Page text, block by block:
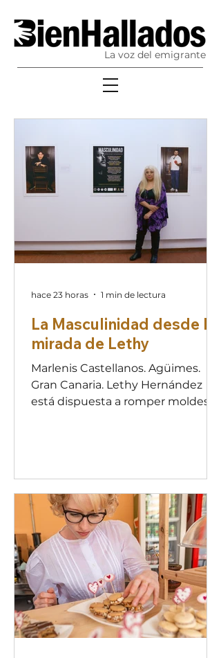
La voz del emigrante
La Masculinidad desde la
mirada de Lethy
Marlenis Castellanos. Agüimes.
Gran Canaria. Lethy Hernández
está dispuesta a romper moldes.
propuesta que “busca visibilizar y
reflexionar sobre la masculinidad
desde una mirada basada en la
dignidad, el esfuerzo y el respeto".
La fotógrafa, mexicana que vive
desde hace 10 años en Canarias,
comparte el testimonio de
historias real
hace 23 horas 1 min de lectura